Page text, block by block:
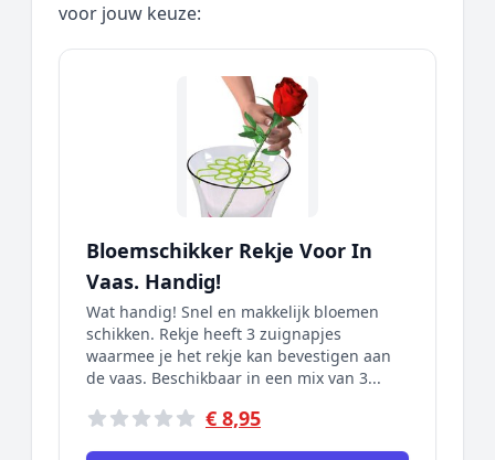
voor jouw keuze:
Bloemschikker Rekje Voor In
Vaas. Handig!
Wat handig! Snel en makkelijk bloemen
schikken. Rekje heeft 3 zuignapjes
waarmee je het rekje kan bevestigen aan
de vaas. Beschikbaar in een mix van 3...
€ 8,95